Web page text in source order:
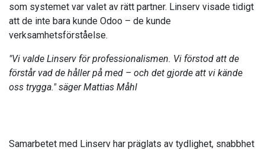
som systemet var valet av rätt partner. Linserv visade tidigt
att de inte bara kunde Odoo – de kunde
verksamhetsförståelse.
"Vi valde Linserv för professionalismen. Vi förstod att de
förstår vad de håller på med – och det gjorde att vi kände
oss trygga." säger Mattias Måhl
Samarbetet med Linserv har präglats av tydlighet, snabbhet